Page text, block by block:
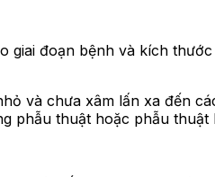
đoạn bệnh và kích
và chưa xâm lấn xa đến
phẫu thuật hoặc phẫu thuật